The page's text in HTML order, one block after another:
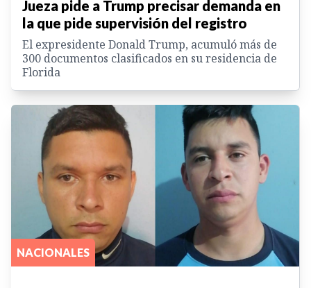
Jueza pide a Trump precisar demanda en
la que pide supervisión del registro
El expresidente Donald Trump, acumuló más de
300 documentos clasificados en su residencia de
Florida
NACIONALES